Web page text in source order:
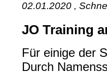
02.01.2020 ,
JO Training
Für einige der
Durch